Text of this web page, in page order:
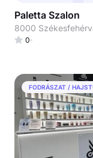
Paletta Szalon
8000
0
FODRÁSZAT /